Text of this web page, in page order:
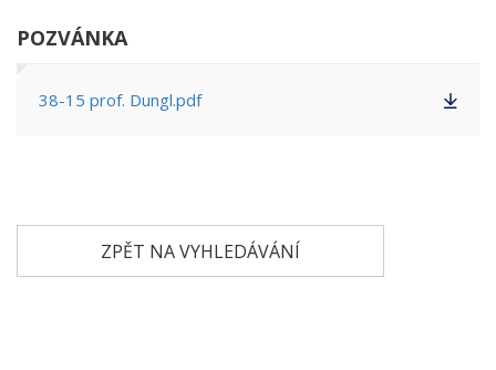
POZVÁNKA
38-15 prof. Dungl.pdf
ZPĚT NA VYHLEDÁVÁNÍ